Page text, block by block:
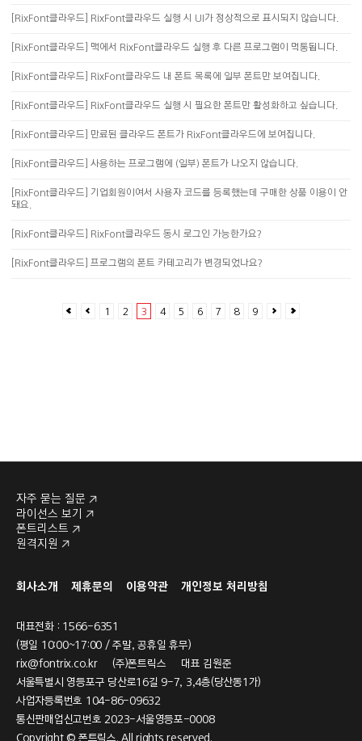
[RixFont클라우드] RixFont클라우드 실행 시 UI가 정상적으로 표시되지 않습니다.
[RixFont클라우드] 맥에서 RixFont클라우드 실행 후 다른 프로그램이 먹통됩니다.
[RixFont클라우드] RixFont클라우드 내 폰트 목록에 일부 폰트만 보여집니다.
[RixFont클라우드] RixFont클라우드 실행 시 필요한 폰트만 활성화하고 싶습니다.
[RixFont클라우드] 만료된 클라우드 폰트가 RixFont클라우드에 보여집니다.
[RixFont클라우드] 사용하는 프로그램에 (일부) 폰트가 나오지 않습니다.
[RixFont클라우드] 기업회원이여서 사용자 코드를 등록했는데 구매한 상품 이용이 안
돼요.
[RixFont클라우드] RixFont클라우드 동시 로그인 가능한가요?
[RixFont클라우드] 프로그램의 폰트 카테고리가 변경되었나요?
1 2 3 4 5 6 7 8 9
자주 묻는 질문
라이선스 보기
폰트리스트
원격지원
회사소개 제휴문의 이용약관 개인정보 처리방침
대표전화 : 1566-6351
(평일 10:00~17:00 / 주말, 공휴일 휴무)
rix@fontrix.co.kr(주)폰트릭스 대표 김원준
서울특별시 영등포구 당산로16길 9-7, 3,4층(당산동1가)
사업자등록번호 104-86-09632
통신판매업신고번호 2023-서울영등포-0008
Copyright © 폰트릭스. All rights reserved.